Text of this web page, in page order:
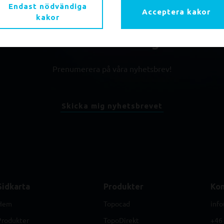
få information om våra
Prenumerera på våra nyhetsbrev!
Skicka mig nyhetsbrevet
Produkter
Topocad
TopoDirekt
Endast nödvändiga
kakor
Acceptera kakor